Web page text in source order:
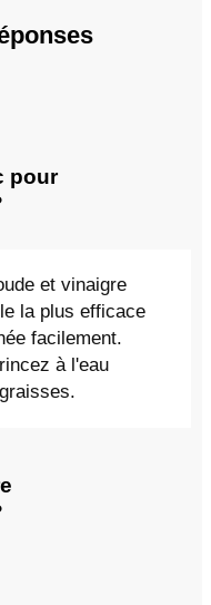
pour
et vinaigre
la plus efficace
facilement.
à l'eau